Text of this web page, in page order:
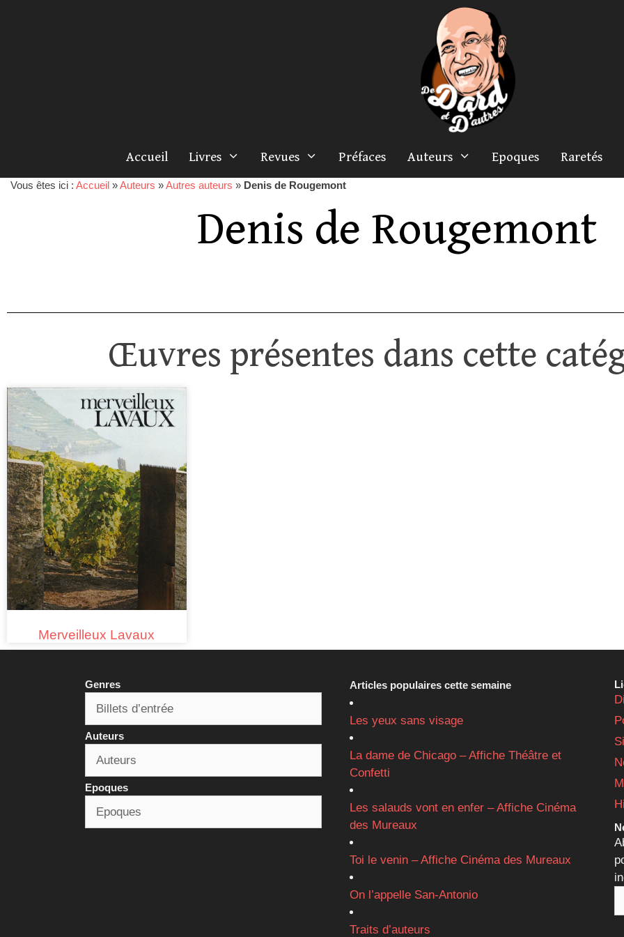
Accueil Livres Revues Préfaces Auteurs Epoques Raretés
Vous êtes ici : Accueil »Auteurs »Autres auteurs » Denis de Rougemont
Denis de Rougemont
Œuvres présentes dans cette
Merveilleux Lavaux
Genres
Auteurs
Epoques
Articles populaires cette semaine
Les yeux sans visage
La dame de Chicago – Affiche Théâtre et
Confetti
Les salauds vont en enfer – Affiche Cinéma
des Mureaux
Toi le venin – Affiche Cinéma des Mureaux
On l’appelle San-Antonio
Traits d’auteurs